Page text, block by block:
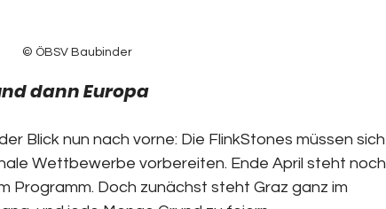
© ÖBSV Baubinder
dann Europa
Blick nun nach vorne: Die FlinkStones müssen sich
Wettbewerbe vorbereiten. Ende April steht noch
Programm. Doch zunächst steht Graz ganz im